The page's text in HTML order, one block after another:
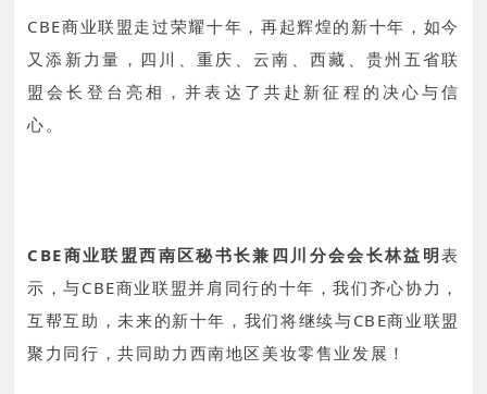
CBE商业联盟走过荣耀十年，再起辉煌的新十年，如今
又添新力量，四川、重庆、云南、西藏、贵州五省联
盟会长登台亮相，并表达了共赴新征程的决心与信
心。
CBE商业联盟西南区秘书长兼四川分会会长林益明表
示，与CBE商业联盟并肩同行的十年，我们齐心协力，
互帮互助，未来的新十年，我们将继续与CBE商业联盟
聚力同行，共同助力西南地区美妆零售业发展！